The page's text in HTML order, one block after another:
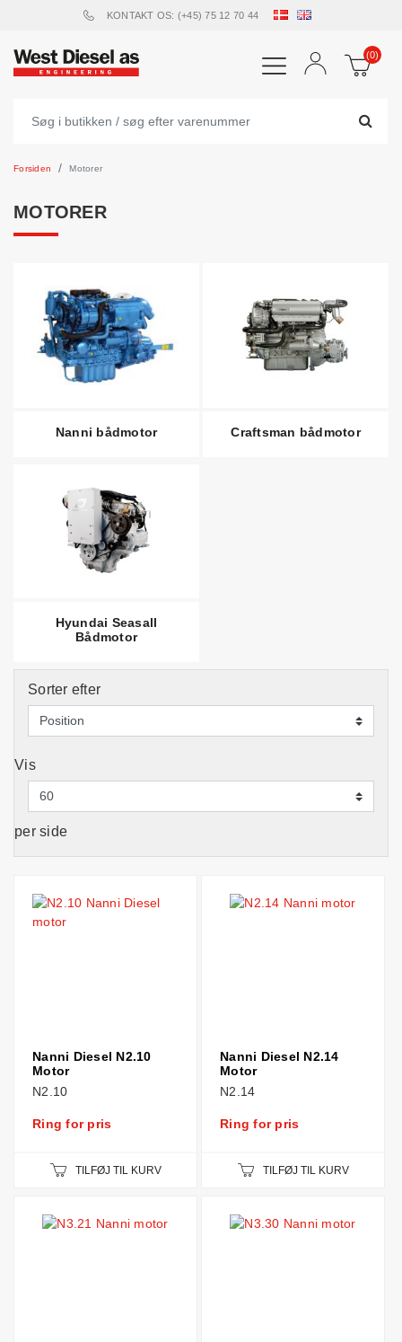
KONTAKT OS: (+45) 75 12 70 44
(0)
Forsiden Motorer
MOTORER
Nanni bådmotor Craftsman bådmotor
Hyundai Seasall
Bådmotor
Sorter efter
Vis
per side
Nanni Diesel N2.10
Motor
N2.10
Ring for pris
TILFØJ TIL KURV
Nanni Diesel N2.14
Motor
N2.14
Ring for pris
TILFØJ TIL KURV